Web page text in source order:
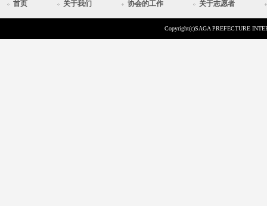
首页 关于我们 协会的工作 关于志愿者
Copyright(c)SAGA PREFECTURE